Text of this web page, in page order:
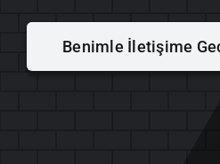
Benimle İletişime